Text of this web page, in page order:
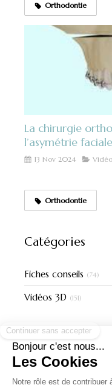
Orthodontie
La chirurgie
l’asymétrie faciale
13 Nov 2024
Orthodontie
Catégories
Fiches conseils (74)
Vidéos 3D (151)